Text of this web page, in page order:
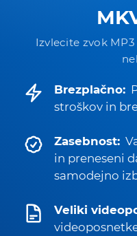
Izvlecite zvok
Brezplačno:
stroškov in
Zasebnost:
in preneseni
samodejno
Veliki